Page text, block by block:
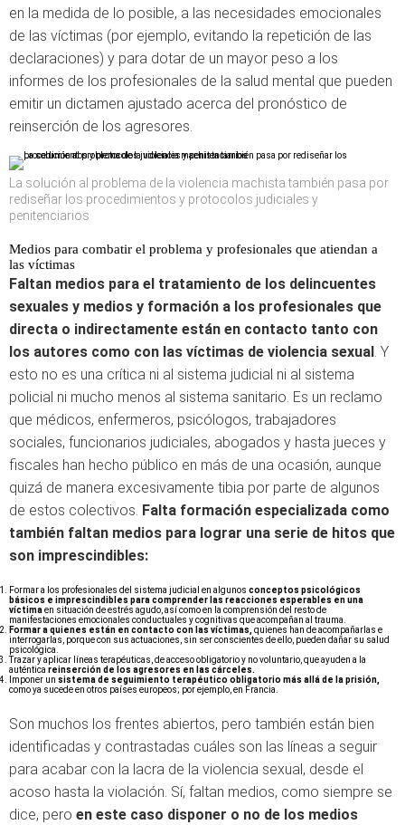
en la medida de lo posible, a las necesidades emocionales
de las víctimas (por ejemplo, evitando la repetición de las
declaraciones) y para dotar de un mayor peso a los
informes de los profesionales de la salud mental que pueden
emitir un dictamen ajustado acerca del pronóstico de
reinserción de los agresores.
La solución al problema de la violencia machista también pasa por
rediseñar los procedimientos y protocolos judiciales y
penitenciarios
Medios para combatir el problema y profesionales que atiendan a
las víctimas
Faltan medios para el tratamiento de los delincuentes
sexuales y medios y formación a los profesionales que
directa o indirectamente están en contacto tanto con
los autores como con las víctimas de violencia sexual. Y
esto no es una crítica ni al sistema judicial ni al sistema
policial ni mucho menos al sistema sanitario. Es un reclamo
que médicos, enfermeros, psicólogos, trabajadores
sociales, funcionarios judiciales, abogados y hasta jueces y
fiscales han hecho público en más de una ocasión, aunque
quizá de manera excesivamente tibia por parte de algunos
de estos colectivos. Falta formación especializada como
también faltan medios para lograr una serie de hitos que
son imprescindibles:
Formar a los profesionales del sistema judicial en algunos conceptos psicológicos
básicos e imprescindibles para comprender las reacciones esperables en una
víctimaen situación de estrés agudo, así como en la comprensión del resto de
manifestaciones emocionales conductuales y cognitivas que acompañan al trauma.
Formar a quienes están en contacto con las víctimas, quienes han de acompañarlas e
interrogarlas, porque con sus actuaciones, sin ser conscientes de ello, pueden dañar su salud
psicológica.
Trazar y aplicar líneas terapéuticas, de acceso obligatorio y no voluntario, que ayuden a la
auténtica reinserción de los agresores en las cárceles.
Imponer un sistema de seguimiento terapéutico obligatorio más allá de la prisión,
como ya sucede en otros países europeos; por ejemplo, en Francia.
Son muchos los frentes abiertos, pero también están bien
identificadas y contrastadas cuáles son las líneas a seguir
para acabar con la lacra de la violencia sexual, desde el
acoso hasta la violación. Sí, faltan medios, como siempre se
dice, pero en este caso disponer o no de los medios